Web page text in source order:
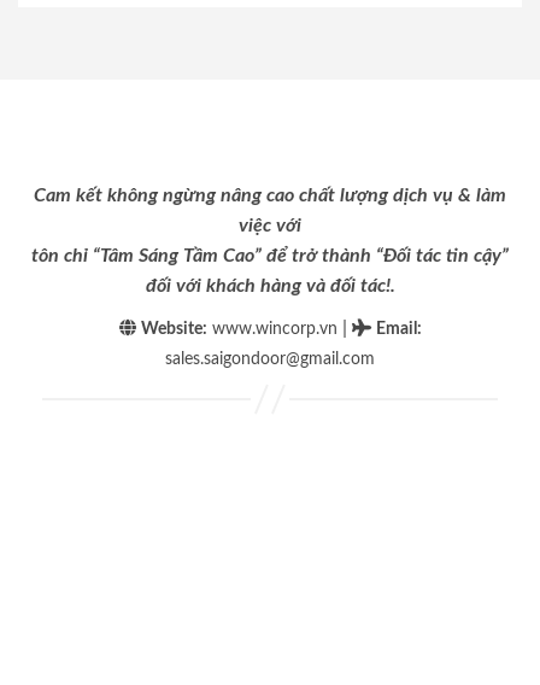
Cam kết không ngừng nâng cao chất lượng dịch vụ & làm
việc với
tôn chỉ “Tâm Sáng Tầm Cao” để trở thành “Đối tác tin cậy”
đối với khách hàng và đối tác!.
Website: www.wincorp.vn Email :
sales.saigondoor@gmail.com